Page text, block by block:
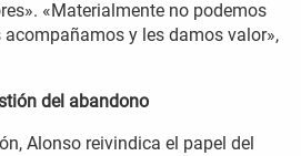
«Materialmente no podemos
acompañamos y les damos valor»,
del abandono
Alonso reivindica el papel del